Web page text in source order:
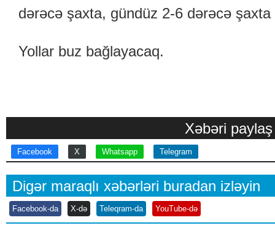
dərəcə şaxta, gündüz 2-6 dərəcə şaxta
Yollar buz bağlayacaq.
Xəbəri paylaş
Facebook X Whatsapp Telegram
Digər maraqlı xəbərləri buradan izləyin
Facebook-da X-də Teleqram-da YouTube-də